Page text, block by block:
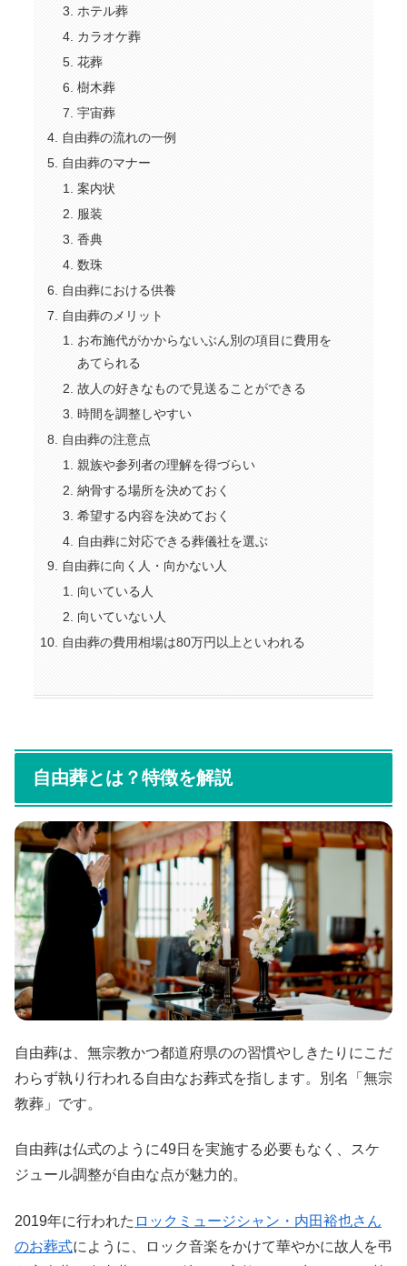
ホテル葬
カラオケ葬
花葬
樹木葬
宇宙葬
自由葬の流れの一例
自由葬のマナー
案内状
服装
香典
数珠
自由葬における供養
自由葬のメリット
お布施代がかからないぶん別の項目に費用を
あてられる
故人の好きなもので見送ることができる
時間を調整しやすい
自由葬の注意点
親族や参列者の理解を得づらい
納骨する場所を決めておく
希望する内容を決めておく
自由葬に対応できる葬儀社を選ぶ
自由葬に向く人・向かない人
向いている人
向いていない人
自由葬の費用相場は80万円以上といわれる
自由葬とは？特徴を解説
自由葬は、無宗教かつ都道府県のの習慣やしきたりにこだ
わらず執り行われる自由なお葬式を指します。別名「無宗
教葬」です。
自由葬は仏式のように49日を実施する必要もなく、スケ
ジュール調整が自由な点が魅力的。
2019年に行われた ロックミュージシャン・内田裕也さん
のお葬式にように、ロック音楽をかけて華やかに故人を弔